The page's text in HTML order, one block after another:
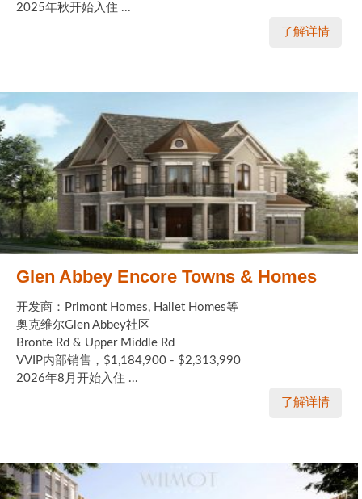
2025年秋开始入住 ...
了解详情
Glen Abbey Encore Towns & Homes
开发商：Primont Homes, Hallet Homes等
奥克维尔Glen Abbey社区
Bronte Rd & Upper Middle Rd
VVIP内部销售，$1,184,900 - $2,313,990
2026年8月开始入住 ...
了解详情